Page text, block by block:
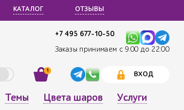
КАТАЛОГ ОТЗЫВЫ
+7 495 677-10-50
Заказы принимаем с 9:00 до 22:00
1
ВХОД
Темы Цвета шаров Услуги